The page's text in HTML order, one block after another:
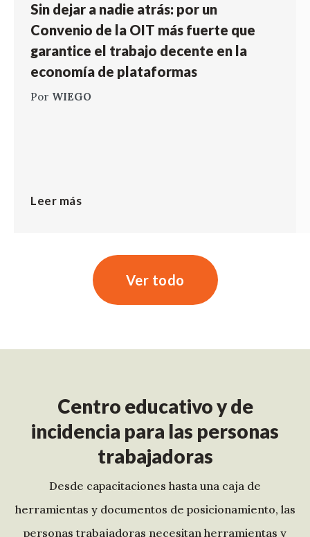
Sin dejar a nadie atrás: por un
Convenio de la OIT más fuerte que
garantice el trabajo decente en la
economía de plataformas
Por WIEGO
Leer más
Ver todo
Centro educativo y de
incidencia para las personas
trabajadoras
Desde capacitaciones hasta una caja de
herramientas y documentos de posicionamiento, las
personas trabajadoras necesitan herramientas y